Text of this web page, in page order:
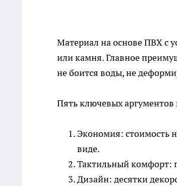
Материал на основе ПВХ с
или камня. Главное
не боится воды, не
Пять ключевых аргументов
Экономия: стоимость
виде.
Тактильный комфорт:
Дизайн: десятки